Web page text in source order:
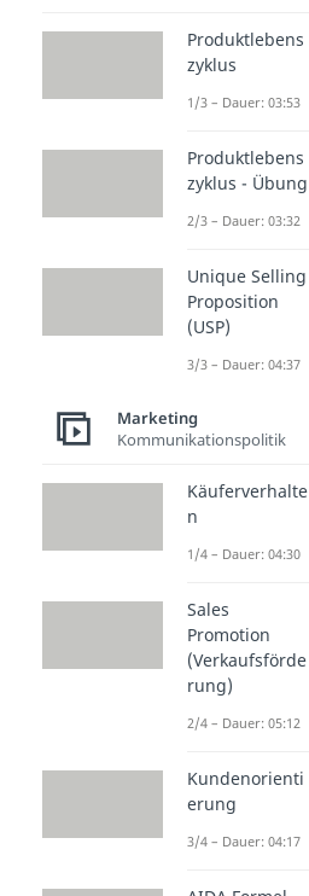
Produktlebens
zyklus
1/3 – Dauer: 03:53
Produktlebens
zyklus - Übung
2/3 – Dauer: 03:32
Unique Selling
Proposition
(USP)
3/3 – Dauer: 04:37
Marketing
Kommunikationspolitik
Käuferverhalte
n
1/4 – Dauer: 04:30
Sales
Promotion
(Verkaufsförde
rung)
2/4 – Dauer: 05:12
Kundenorienti
erung
3/4 – Dauer: 04:17